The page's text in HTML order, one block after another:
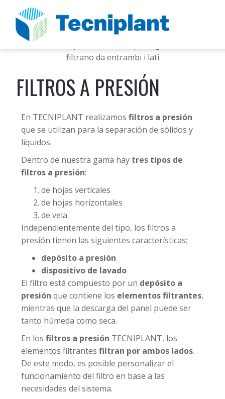
FILTROS A PRESIÓN
En TECNIPLANT realizamosfiltros a presión
que se utilizan para la separación de sólidos y
líquidos.
Dentro de nuestra gama hay tres tipos de
filtros a presión:
de hojas verticales
de hojas horizontales
de vela
Independientemente del tipo, los filtros a
presión tienen las siguientes características:
depósito a presión
dispositivo de lavado
El filtro está compuesto por un depósito a
presión que contiene los elementos filtrantes,
mientras que la descarga del panel puede ser
tanto húmeda como seca.
En losfiltros a presión TECNIPLANT, los
elementos filtrantesfiltran por ambos lados.
De este modo, es posible personalizar el
funcionamiento del filtro en base a las
necesidades del sistema.